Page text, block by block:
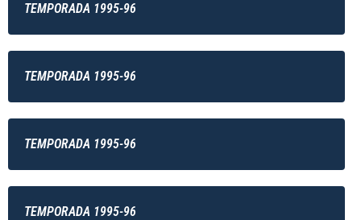
TEMPORADA 1995-96
TEMPORADA 1995-96
TEMPORADA 1995-96
TEMPORADA 1995-96